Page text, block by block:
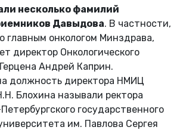
несколько фамилий
Давыдова. В частности,
главным онкологом Минздрава,
директор Онкологического
Андрей Каприн.
должность директора НМИЦ
Блохина называли ректора
государственного
им. Павлова Сергея